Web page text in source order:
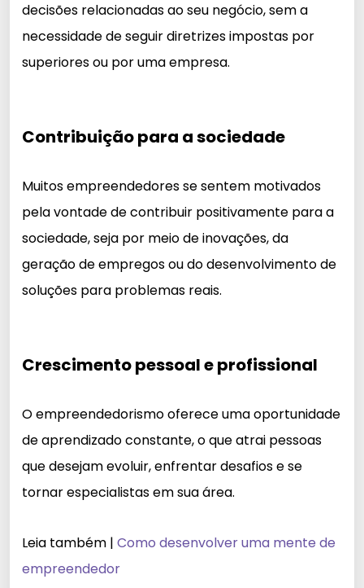
decisões relacionadas ao seu negócio, sem a
necessidade de seguir diretrizes impostas por
superiores ou por uma empresa.
Contribuição para a sociedade
Muitos empreendedores se sentem motivados
pela vontade de contribuir positivamente para a
sociedade, seja por meio de inovações, da
geração de empregos ou do desenvolvimento de
soluções para problemas reais.
Crescimento pessoal e profissional
O empreendedorismo oferece uma oportunidade
de aprendizado constante, o que atrai pessoas
que desejam evoluir, enfrentar desafios e se
tornar especialistas em sua área.
Leia também | Como desenvolver uma mente de
empreendedor